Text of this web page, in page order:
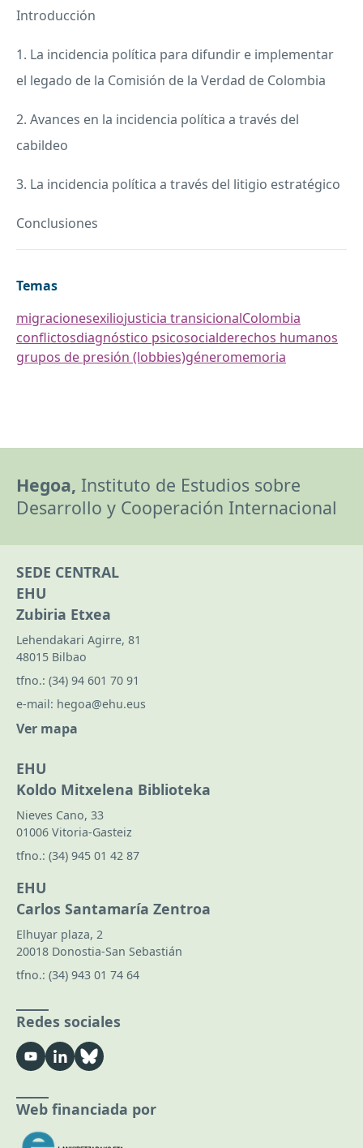
Introducción
1. La incidencia política para difundir e implementar
el legado de la Comisión de la Verdad de Colombia
2. Avances en la incidencia política a través del
cabildeo
3. La incidencia política a través del litigio estratégico
Conclusiones
Temas
migracionesexiliojusticia transicionalColombia
conflictosdiagnóstico psicosocialderechos humanos
grupos de presión (lobbies)géneromemoria
Hegoa, Instituto de Estudios sobre
Desarrollo y Cooperación Internacional
SEDE CENTRAL
EHU
Zubiria Etxea
Lehendakari Agirre, 81
48015 Bilbao
tfno.: (34) 94 601 70 91
e-mail: hegoa@ehu.eus
Ver mapa
EHU
Koldo Mitxelena Biblioteka
Nieves Cano, 33
01006 Vitoria-Gasteiz
tfno.: (34) 945 01 42 87
EHU
Carlos Santamaría Zentroa
Elhuyar plaza, 2
20018 Donostia-San Sebastián
tfno.: (34) 943 01 74 64
Redes sociales
Web financiada por